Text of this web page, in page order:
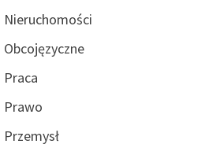
Nieruchomości
Obcojęzyczne
Praca
Prawo
Przemysł